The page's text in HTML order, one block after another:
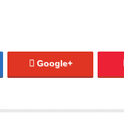
Google+